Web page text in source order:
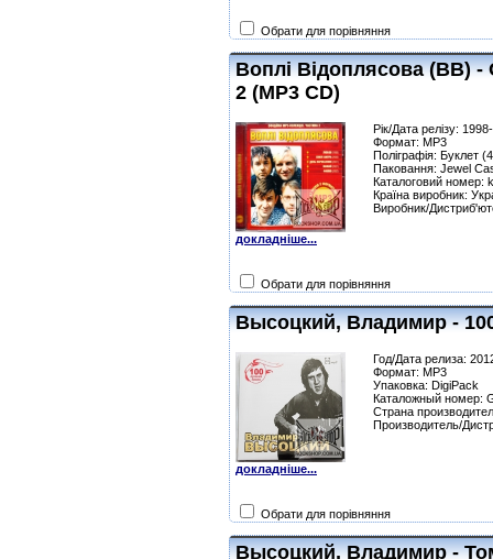
Обрати для порівняння
Воплі Відоплясова (ВВ) -
2 (MP3 CD)
докладніше...
Рік/Дата релізу:
Формат: MP3
Поліграфія: Буклет
Паковання: Jewel
Каталоговий номер:
Країна виробник:
Виробник/
Обрати для порівняння
Высоцкий, Владимир -
докладніше...
Год/Дата релиза:
Формат: MP3
Упаковка: DigiPack
Каталожный номер:
Страна
Производитель/
Обрати для порівняння
Высоцкий, Владимир -